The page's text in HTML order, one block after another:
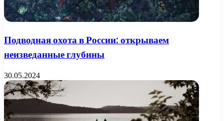
Подводная охота в России: открываем
неизведанные глубины
30.05.2024